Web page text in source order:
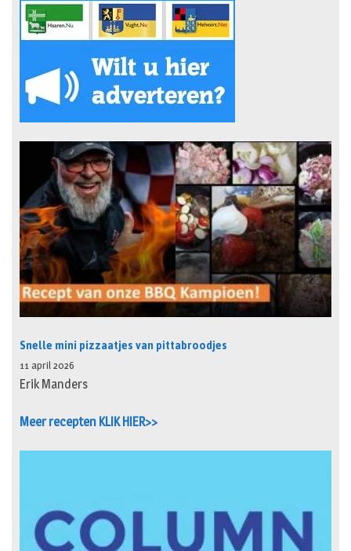
Snelle mini pizzaatjes van pittabroodjes
11 april 2026
Erik Manders
Meer recepten KLIK HIER>>